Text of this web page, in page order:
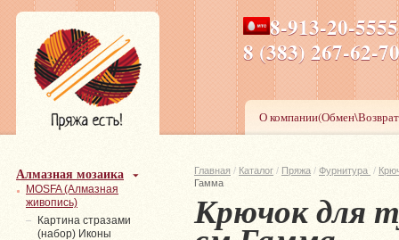
8-913-20-
8 (383) 267-
ПН-ПТ 8-17,СБ-ВС 9-
О
Главная / Каталог / Пряжа / Фурнитура /
Гамма
Крючок для
Алмазная мозаика
MOSFA (Алмазная
живопись)
Картина стразами
(набор) Иконы